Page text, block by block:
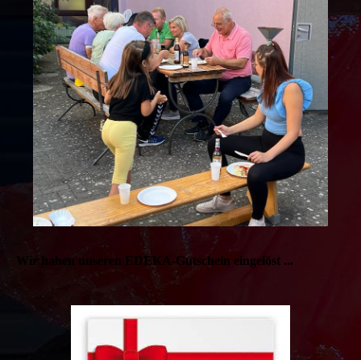
Wir haben unseren EDEKA-Gutschein eingelöst ...